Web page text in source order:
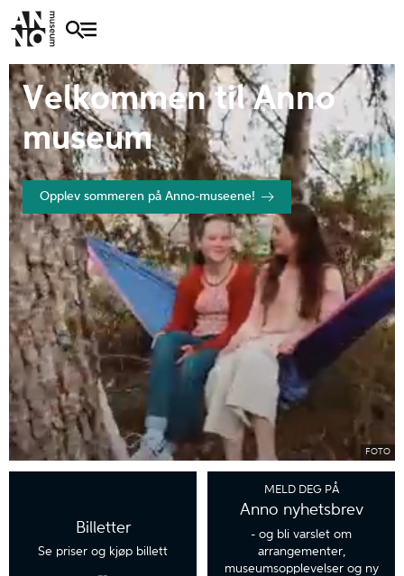
FOTO
Velkommen til Anno
museum
Opplev sommeren på Anno-museene!
Billetter
Se priser og kjøp billett
MELD DEG PÅ
Anno nyhetsbrev
- og bli varslet om
arrangementer,
museumsopplevelser og ny